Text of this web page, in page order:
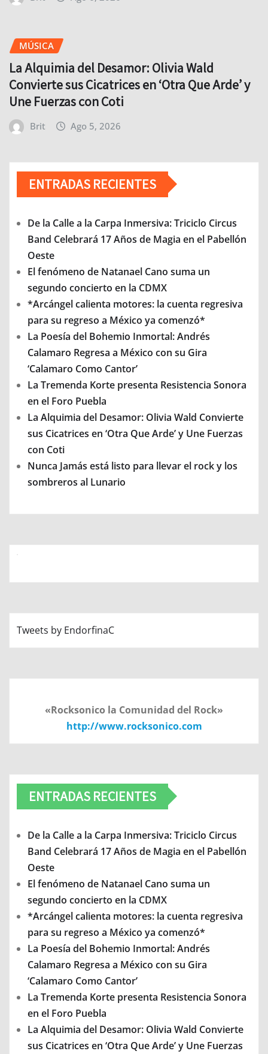
MÚSICA
La Alquimia del Desamor: Olivia Wald
Convierte sus Cicatrices en ‘Otra Que Arde’ y
Une Fuerzas con Coti
Brit Ago 5, 2026
ENTRADAS RECIENTES
De la Calle a la Carpa Inmersiva: Triciclo Circus
Band Celebrará 17 Años de Magia en el Pabellón
Oeste
El fenómeno de Natanael Cano suma un
segundo concierto en la CDMX
*Arcángel calienta motores: la cuenta regresiva
para su regreso a México ya comenzó*
La Poesía del Bohemio Inmortal: Andrés
Calamaro Regresa a México con su Gira
‘Calamaro Como Cantor’
La Tremenda Korte presenta Resistencia Sonora
en el Foro Puebla
La Alquimia del Desamor: Olivia Wald Convierte
sus Cicatrices en ‘Otra Que Arde’ y Une Fuerzas
con Coti
Nunca Jamás está listo para llevar el rock y los
sombreros al Lunario
Tweets by EndorfinaC
«Rocksonico la Comunidad del Rock»
http://www.rocksonico.com
ENTRADAS RECIENTES
De la Calle a la Carpa Inmersiva: Triciclo Circus
Band Celebrará 17 Años de Magia en el Pabellón
Oeste
El fenómeno de Natanael Cano suma un
segundo concierto en la CDMX
*Arcángel calienta motores: la cuenta regresiva
para su regreso a México ya comenzó*
La Poesía del Bohemio Inmortal: Andrés
Calamaro Regresa a México con su Gira
‘Calamaro Como Cantor’
La Tremenda Korte presenta Resistencia Sonora
en el Foro Puebla
La Alquimia del Desamor: Olivia Wald Convierte
sus Cicatrices en ‘Otra Que Arde’ y Une Fuerzas